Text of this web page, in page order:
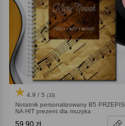
4.9 / 5 (33)
Notatnik personalizowany B5 PRZEPIS
NA HIT prezent dla muzyka
59,90 zł